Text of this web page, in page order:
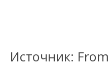
Источник: